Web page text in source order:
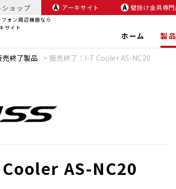
ォン周辺機器なら
サイト
ョップ アーキサイト 壁掛け金具専
ホーム 製
売終了製品 > 販売終了：I-T Cooler AS-NC20
AS-NC20